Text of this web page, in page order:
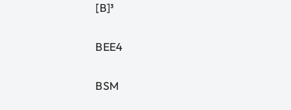
[B]³
BEE4
BSM